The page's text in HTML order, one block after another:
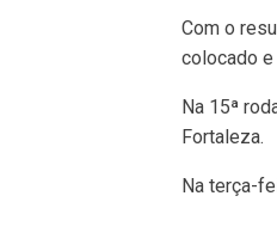
Com o
colocado e
Na 15ª
Fortaleza.
Na terça-